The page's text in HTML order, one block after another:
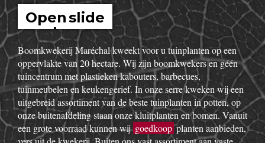
Open slide
show
Boomkwekerij Maréchal kweekt voor u tuinplanten op een
oppervlakte van 20 hectare. Wij zijn boomkwekers en géén
tuincentrum met plastieken kabouters, barbecues,
tuinmeubelen en keukengerief. In onze serre kweken wij een
uitgebreid assortiment van de beste tuinplanten in potten, op
onze buitenafdeling staan onze kluitplanten en bomen. Vanuit
een grote voorraad kunnen wijgoedkoopplanten aanbieden,